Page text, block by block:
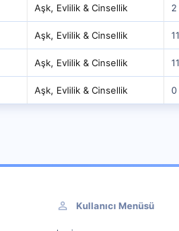
Aşk, Evlilik & Cinsellik 2
Aşk, Evlilik & Cinsellik 11
Aşk, Evlilik & Cinsellik 11
Aşk, Evlilik & Cinsellik 0
Kullanıcı Menüsü